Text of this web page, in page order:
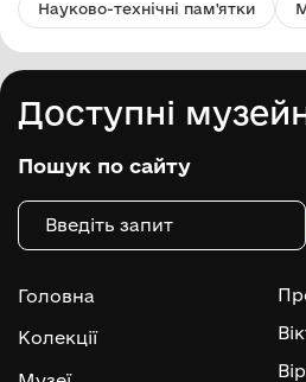
Науково-технічні пам'ятки
Доступні
Пошук по сайту
Головна
Колекції